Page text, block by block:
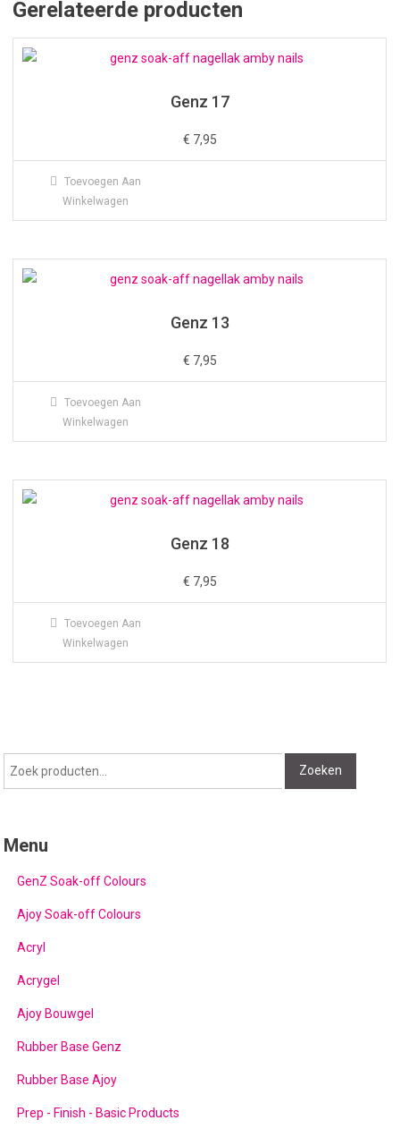
Gerelateerde producten
Genz 17
€ 7,95
Toevoegen Aan
Winkelwagen
Genz 13
€ 7,95
Toevoegen Aan
Winkelwagen
Genz 18
€ 7,95
Toevoegen Aan
Winkelwagen
Zoeken
naar:
Zoeken
Menu
GenZ Soak-off Colours
Ajoy Soak-off Colours
Acryl
Acrygel
Ajoy Bouwgel
Rubber Base Genz
Rubber Base Ajoy
Prep - Finish - Basic Products